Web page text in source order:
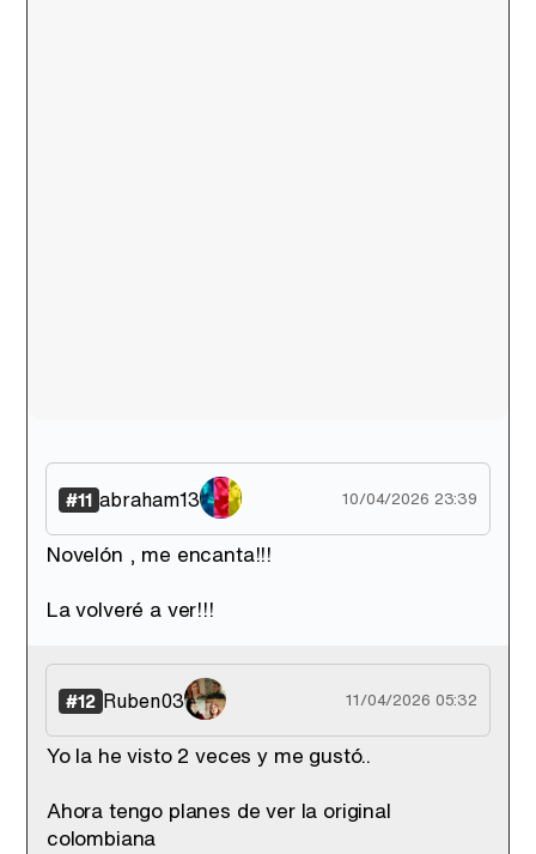
#11 abraham13 10/04/2026 23:39
Novelón , me encanta!!!
La volveré a ver!!!
#12 Ruben03 11/04/2026 05:32
Yo la he visto 2 veces y me gustó..
Ahora tengo planes de ver la original
colombiana